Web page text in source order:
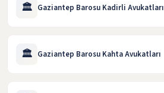
🏛️ Gaziantep Barosu Kadirli Avukatları
🏛️ Gaziantep Barosu Kahta Avukatları